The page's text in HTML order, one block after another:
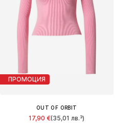
ПРОМОЦИЯ
OUT OF ORBIT
17,90 €(35,01 лв.³)